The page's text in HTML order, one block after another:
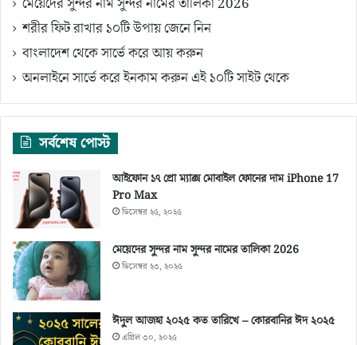
মেয়েদের সুন্দর নাম সুন্দর নামের তালিকা 2026
শরীর ফিট রাখার ১০টি উপায় জেনে নিন
বাংলাদেশ থেকে সার্ভে করে আয় করুন
অনলাইনে সার্ভে করে ইনকাম করুন এই ১০টি সাইট থেকে
সর্বশেষ পোস্ট
আইফোন ১৭ প্রো ম্যাক্স মোবাইল ফোনের দাম iPhone 17
Pro Max
ডিসেম্বর ২৫, ২০২৫
মেয়েদের সুন্দর নাম সুন্দর নামের তালিকা 2026
ডিসেম্বর ২৩, ২০২৫
ঈদুল আজহা ২০২৫ কত তারিখে – কোরবানির ঈদ ২০২৫
এপ্রিল ৩০, ২০২৫